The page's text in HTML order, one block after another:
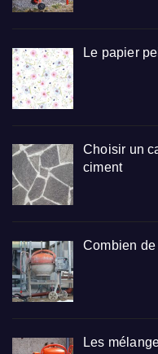
Le papier
Choisir un
ciment
Combien
Les